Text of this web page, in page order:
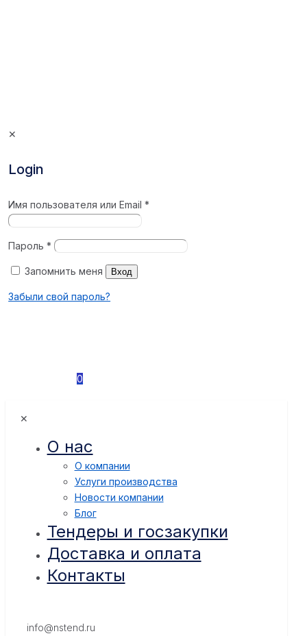
✕
Login
Имя пользователя или Email*
Пароль*
Запомнить меня Вход
Забыли свой пароль?
0
✕
О нас
О компании
Услуги производства
Новости компании
Блог
Тендеры и госзакупки
Доставка и оплата
Контакты
info@nstend.ru